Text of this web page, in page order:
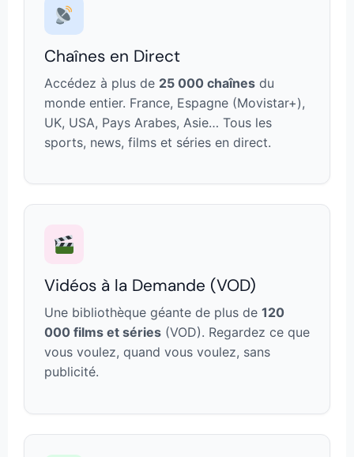
Chaînes en Direct
Accédez à plus de 25 000 chaînes du
monde entier. France, Espagne (Movistar+),
UK, USA, Pays Arabes, Asie… Tous les
sports, news, films et séries en direct.
Vidéos à la Demande (VOD)
Une bibliothèque géante de plus de 120
000 films et séries (VOD). Regardez ce que
vous voulez, quand vous voulez, sans
publicité.